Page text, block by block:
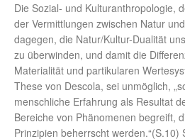
Die Sozial- und Kulturanthropologie,
der Vermittlungen zwischen Natur
dagegen, die Natur/Kultur-Dualität
zu überwinden, und damit die
Materialität und partikularen
These von Descola, sei unmöglich,
menschliche Erfahrung als Resultat
Bereiche von Phänomenen begreift,
Prinzipien beherrscht